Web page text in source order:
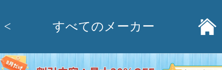
< すべてのメーカー